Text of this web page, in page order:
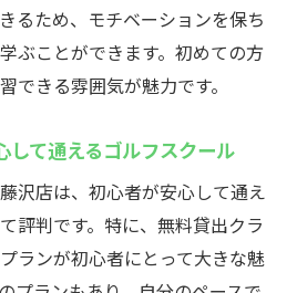
るため、モチベーションを保ち
ぶことができます。初めての方
できる雰囲気が魅力です。
して通えるゴルフスクール
沢店は、初心者が安心して通え
評判です。特に、無料貸出クラ
ランが初心者にとって大きな魅